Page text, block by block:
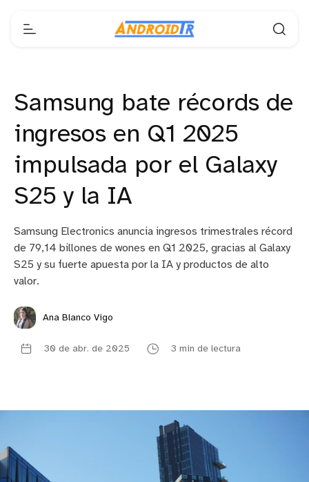
Samsung bate récords de
ingresos en Q1 2025
impulsada por el Galaxy
S25 y la IA
Samsung Electronics anuncia ingresos trimestrales récord
de 79,14 billones de wones en Q1 2025, gracias al Galaxy
S25 y su fuerte apuesta por la IA y productos de alto
valor.
Ana Blanco Vigo
30 de abr. de 2025 3 min de lectura